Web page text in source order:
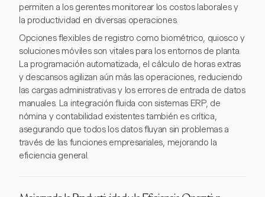
permiten a los gerentes monitorear los costos laborales y
la productividad en diversas operaciones.
Opciones flexibles de registro como biométrico, quiosco y
soluciones móviles son vitales para los entornos de planta.
La programación automatizada, el cálculo de horas extras
y descansos agilizan aún más las operaciones, reduciendo
las cargas administrativas y los errores de entrada de datos
manuales. La integración fluida con sistemas ERP, de
nómina y contabilidad existentes también es crítica,
asegurando que todos los datos fluyan sin problemas a
través de las funciones empresariales, mejorando la
eficiencia general.